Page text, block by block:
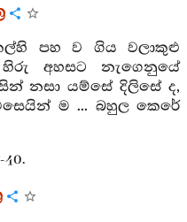
පහ ව ගිය වලාකුළු
අහසට නැගෙනුයේ
නසා යම්සේ දිලිසේ ද,
ම ... බහුල කෙරේ
40.